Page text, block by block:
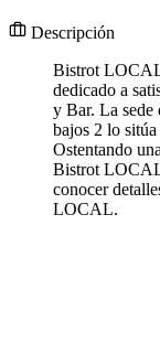
Descripción
Bistrot
dedicado a
y Bar. La
bajos 2 lo
Ostentando
Bistrot LOCAL
conocer
LOCAL.